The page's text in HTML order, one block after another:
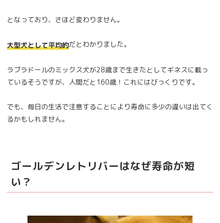
となっており、さほど変わりません。
大型犬として平均的だとわかりました。
ラブラドールのミックス犬が28歳まで生きたとしてギネスに載っ
ているそうですが、人間だと160歳！これにはびっくりです。
でも、毎日の生活で注意することにより寿命に多少の違いは出てく
るかもしれません。
ゴールデンレトリバーはなぜ寿命が短
い？